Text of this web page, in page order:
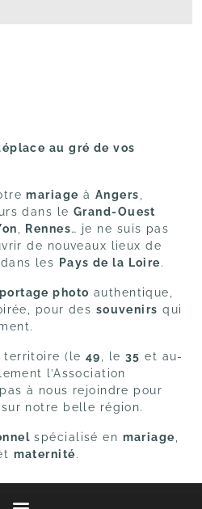
au gré de vos
mariage à Angers
dans le Grand-Ouest
Rennes… je ne suis pas
de nouveaux lieux de
les Pays de la Loire.
photo authentique,
pour des souvenirs qui
territoire (le 49 , le 35 et au-
l’Association
à nous rejoindre pour
notre belle région.
spécialisé en mariage
maternité.